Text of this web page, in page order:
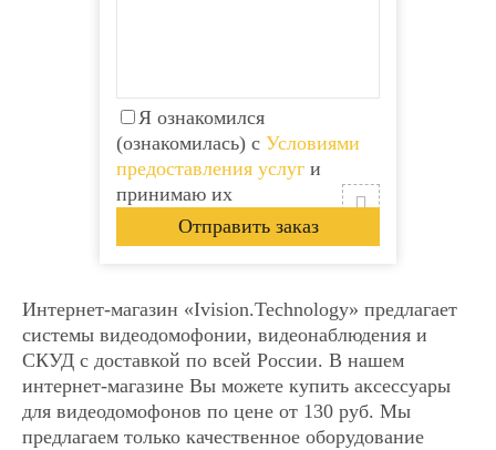
Я ознакомился
(ознакомилась) с Условиями
предоставления услуг и
принимаю их
Видеодомофон Tantos
Видеодомофон Tantos
Интернет-магазин «Ivision.Technology» предлагает
системы видеодомофонии, видеонаблюдения и
СКУД с доставкой по всей России. В нашем
интернет-магазине Вы можете купить аксессуары
для видеодомофонов по цене от 130 руб. Мы
предлагаем только качественное оборудование